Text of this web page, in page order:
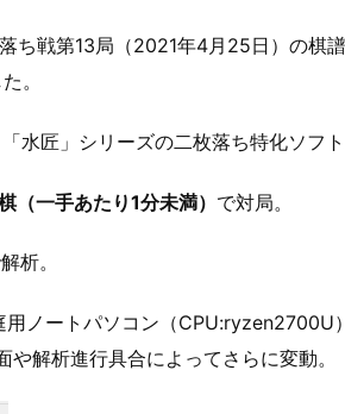
ち戦第13局（2021年4月25日）の棋
。
水匠」シリーズの二枚落ち特化ソフト
（一手あたり1分未満） で対局。
析。
用ノートパソコン（CPU:ryzen2700U
解析進行具合によってさらに変動。